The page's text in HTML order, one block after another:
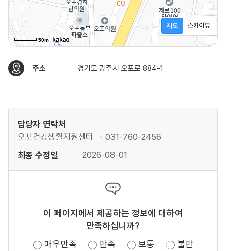
50m
주소 경기도 광주시 오포로 884-1
담당자 연락처
오포건강생활지원센터 031-760-2456
최종 수정일 2026-08-01
이 페이지에서 제공하는 정보에 대하여
만족하십니까?
매우만족
만족 보통
불만